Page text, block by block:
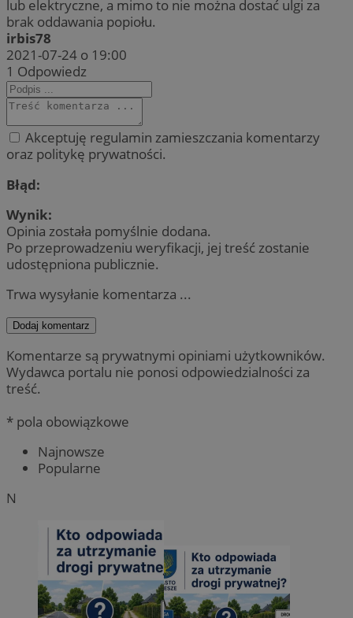
lub elektryczne, a mimo to nie można dostać ulgi za
brak oddawania popiołu.
irbis78
2021-07-24 o 19:00
1 Odpowiedz
Akceptuję regulamin zamieszczania komentarzy
oraz politykę prywatności.
Błąd:
Wynik:
Opinia została pomyślnie dodana.
Po przeprowadzeniu weryfikacji, jej treść zostanie
udostępniona publicznie.
Trwa wysyłanie komentarza ...
Dodaj komentarz
Komentarze są prywatnymi opiniami użytkowników.
Wydawca portalu nie ponosi odpowiedzialności za
treść.
* pola obowiązkowe
Najnowsze
Popularne
N